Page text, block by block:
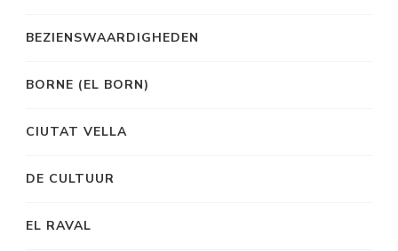
BEZIENSWAARDIGHEDEN
BORNE (EL BORN)
CIUTAT VELLA
DE CULTUUR
EL RAVAL